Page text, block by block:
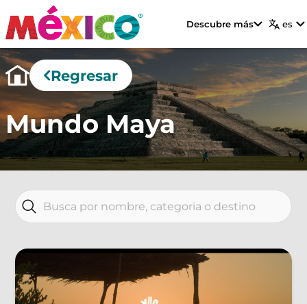
Descubre más es
Regresar
Mundo Maya